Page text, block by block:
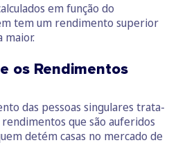
em função do
tem um rendimento superior
maior.
os Rendimentos
das pessoas singulares trata-
que são auferidos
detém casas no mercado de